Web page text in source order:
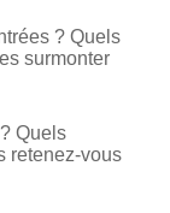
? Quels
surmonter
Quels
retenez-vous